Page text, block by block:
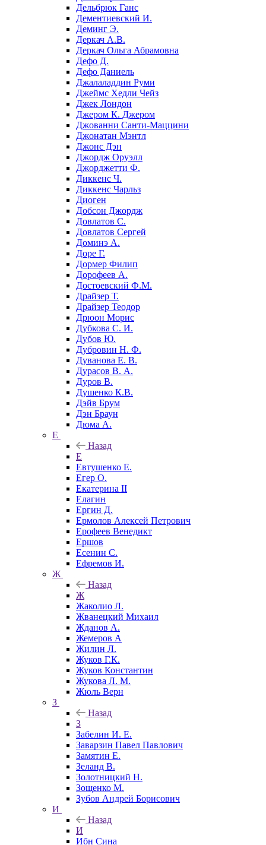
Дельбрюк Ганс
Дементиевский И.
Деминг Э.
Деркач А.В.
Деркач Ольга Абрамовна
Дефо Д.
Дефо Даниель
Джалаладдин Руми
Джеймс Хедли Чейз
Джек Лондон
Джером К. Джером
Джованни Санти-Маццини
Джонатан Мэнтл
Джонс Дэн
Джордж Оруэлл
Джорджетти Ф.
Диккенс Ч.
Диккенс Чарльз
Диоген
Добсон Джордж
Довлатов С.
Довлатов Сергей
Доминэ А.
Доре Г.
Дормер Филип
Дорофеев А.
Достоевский Ф.М.
Драйзер Т.
Драйзер Теодор
Дрюон Морис
Дубкова С. И.
Дубов Ю.
Дубровин Н. Ф.
Дуванова Е. В.
Дурасов В. А.
Дуров В.
Душенко К.В.
Дэйв Брум
Дэн Браун
Дюма А.
Е
Назад
Е
Евтушенко Е.
Егер О.
Екатерина II
Елагин
Ергин Д.
Ермолов Алексей Петрович
Ерофеев Венедикт
Ершов
Есенин С.
Ефремов И.
Ж
Назад
Ж
Жаколио Л.
Жванецкий Михаил
Жданов А.
Жемеров А
Жилин Л.
Жуков Г.К.
Жуков Константин
Жукова Л. М.
Жюль Верн
З
Назад
З
Забелин И. Е.
Заварзин Павел Павлович
Замятин Е.
Зеланд В.
Золотницкий Н.
Зощенко М.
Зубов Андрей Борисович
И
Назад
И
Ибн Сина